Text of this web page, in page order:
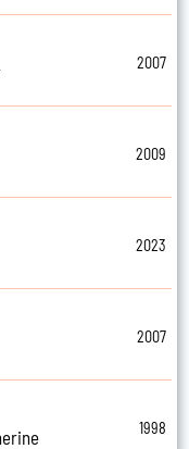
2007
2009
2023
2007
1998